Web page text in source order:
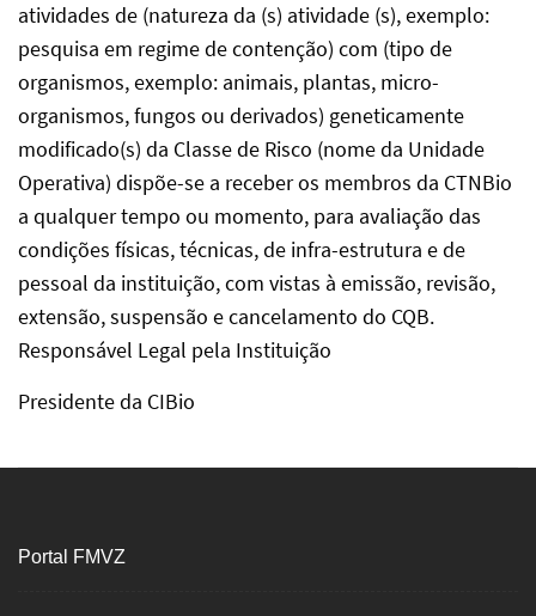
atividades de (natureza da (s) atividade (s), exemplo:
pesquisa em regime de contenção) com (tipo de
organismos, exemplo: animais, plantas, micro-
organismos, fungos ou derivados) geneticamente
modificado(s) da Classe de Risco (nome da Unidade
Operativa) dispõe-se a receber os membros da CTNBio
a qualquer tempo ou momento, para avaliação das
condições físicas, técnicas, de infra-estrutura e de
pessoal da instituição, com vistas à emissão, revisão,
extensão, suspensão e cancelamento do CQB.
Responsável Legal pela Instituição
Presidente da CIBio
Portal FMVZ